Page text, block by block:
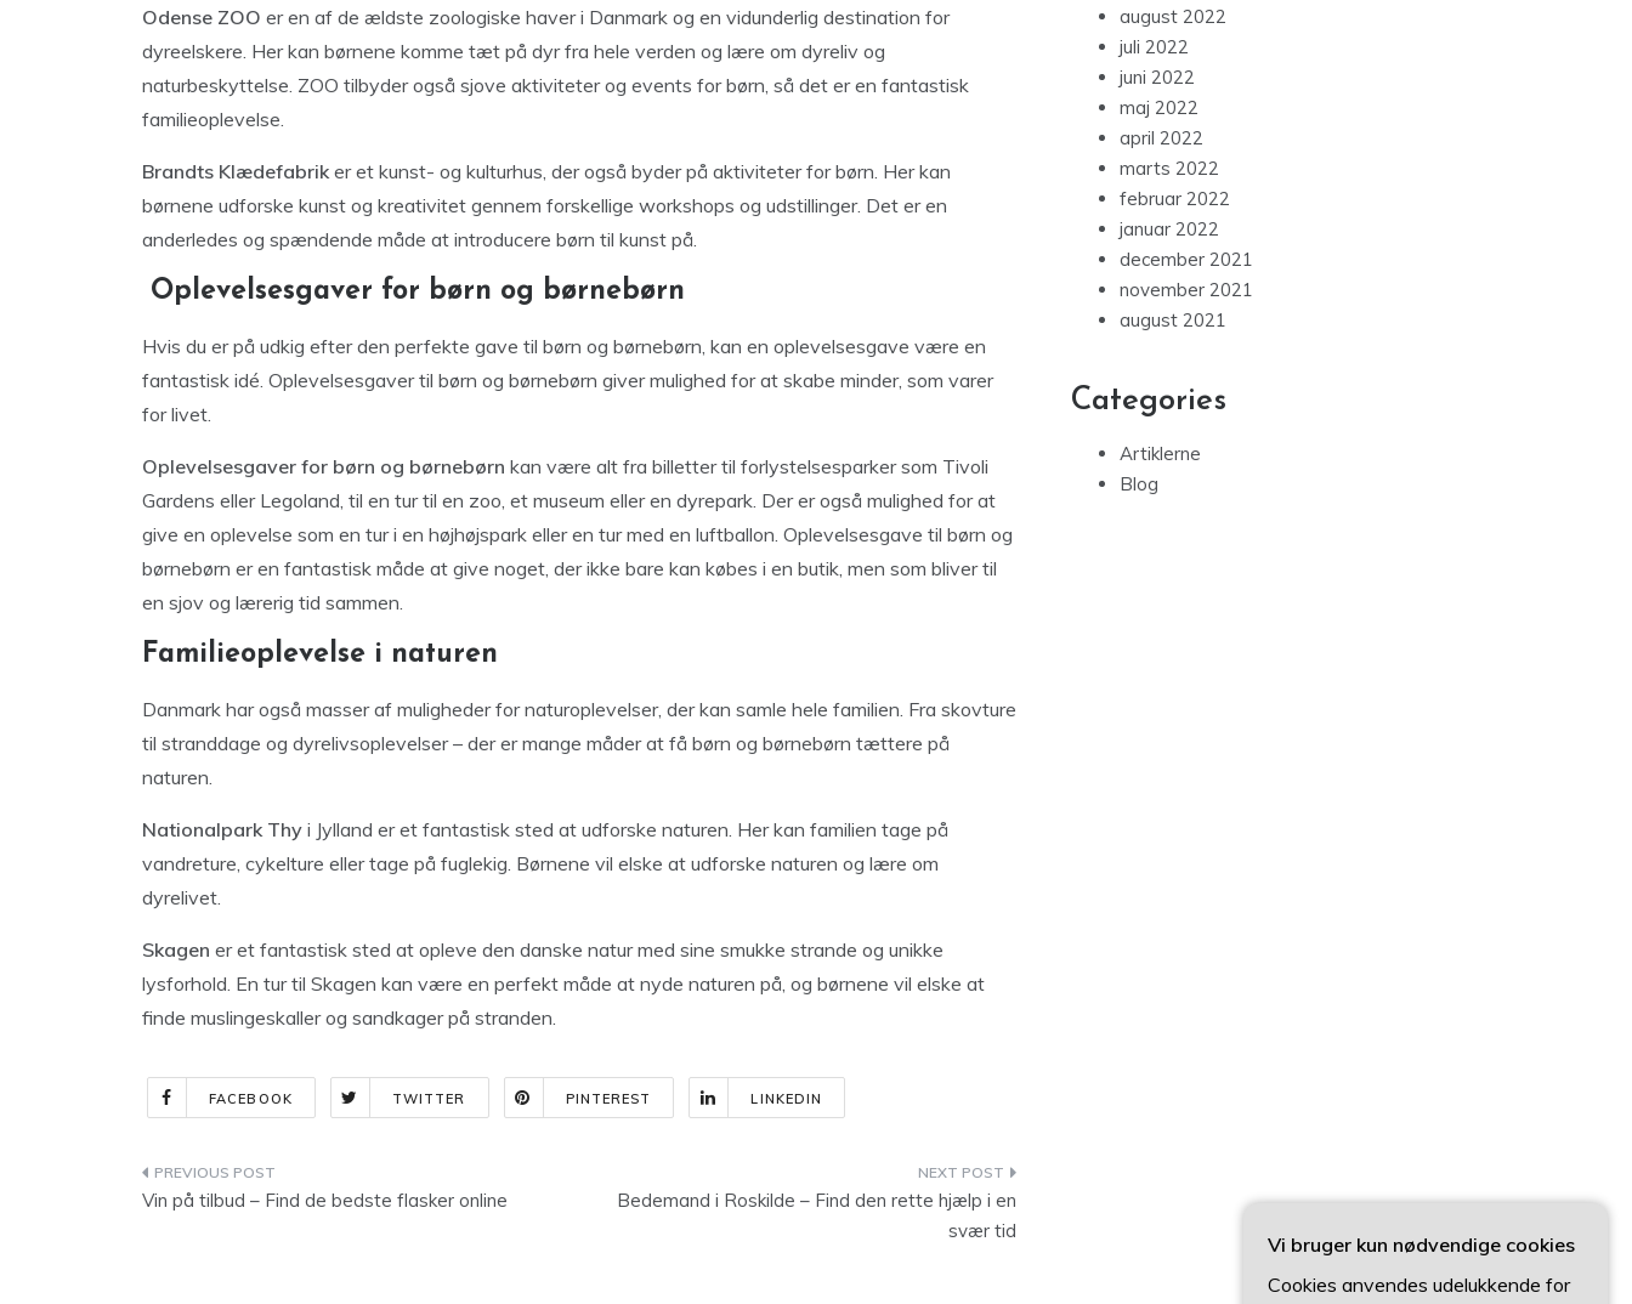
Odense ZOO er en af de ældste zoologiske haver i Danmark og en vidunderlig destination for
dyreelskere. Her kan børnene komme tæt på dyr fra hele verden og lære om dyreliv og
naturbeskyttelse. ZOO tilbyder også sjove aktiviteter og events for børn, så det er en fantastisk
familieoplevelse.
Brandts Klædefabriker et kunst- og kulturhus, der også byder på aktiviteter for børn. Her kan
børnene udforske kunst og kreativitet gennem forskellige workshops og udstillinger. Det er en
anderledes og spændende måde at introducere børn til kunst på.
Oplevelsesgaver for børn og børnebørn
Hvis du er på udkig efter den perfekte gave til børn og børnebørn, kan en oplevelsesgave være en
fantastisk idé. Oplevelsesgaver til børn og børnebørn giver mulighed for at skabe minder, som varer
for livet.
Oplevelsesgaver for børn og børnebørn kan være alt fra billetter til forlystelsesparker som Tivoli
Gardens eller Legoland, til en tur til en zoo, et museum eller en dyrepark. Der er også mulighed for at
give en oplevelse som en tur i en højhøjspark eller en tur med en luftballon. Oplevelsesgave til børn og
børnebørn er en fantastisk måde at give noget, der ikke bare kan købes i en butik, men som bliver til
en sjov og lærerig tid sammen.
Familieoplevelse i naturen
Danmark har også masser af muligheder for naturoplevelser, der kan samle hele familien. Fra skovture
til stranddage og dyrelivsoplevelser – der er mange måder at få børn og børnebørn tættere på
naturen.
Nationalpark Thy i Jylland er et fantastisk sted at udforske naturen. Her kan familien tage på
vandreture, cykelture eller tage på fuglekig. Børnene vil elske at udforske naturen og lære om
dyrelivet.
Skagen er et fantastisk sted at opleve den danske natur med sine smukke strande og unikke
lysforhold. En tur til Skagen kan være en perfekt måde at nyde naturen på, og børnene vil elske at
finde muslingeskaller og sandkager på stranden.
FACEBOOK TWITTER PINTEREST LINKEDIN
Indlægsnavigation
Vin på tilbud – Find de bedste flasker online
Bedemand i Roskilde – Find den rette hjælp i en
svær tid
august 2022
juli 2022
juni 2022
maj 2022
april 2022
marts 2022
februar 2022
januar 2022
december 2021
november 2021
august 2021
Categories
Artiklerne
Blog
Vi bruger kun nødvendige cookies
Cookies anvendes udelukkende for